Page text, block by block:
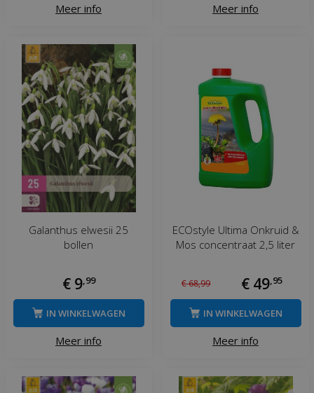
Meer info Meer info
Galanthus elwesii 25
bollen
€ 9, 99
Meer info
IN WINKELWAGEN
ECOstyle Ultima Onkruid &
Mos concentraat 2,5 liter
€68,99 € 49, 95
Meer info
IN WINKELWAGEN